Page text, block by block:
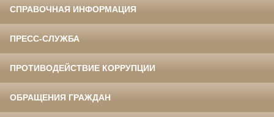
СПРАВОЧНАЯ ИНФОРМАЦИЯ
ПРЕСС-СЛУЖБА
ПРОТИВОДЕЙСТВИЕ КОРРУПЦИИ
ОБРАЩЕНИЯ ГРАЖДАН